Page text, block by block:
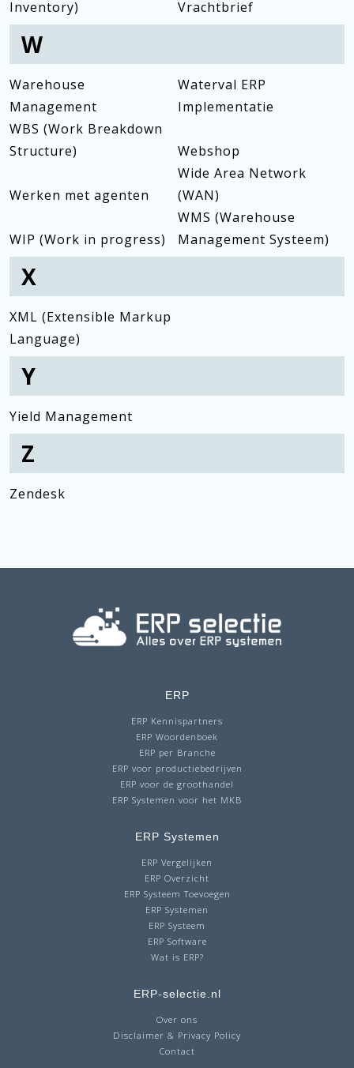
Inventory)
Vrachtbrief
W
Warehouse
Management
Waterval ERP
Implementatie
WBS (Work Breakdown
Structure)
Webshop
Werken met agenten
Wide Area Network
(WAN)
WIP (Work in progress)
WMS (Warehouse
Management Systeem)
X
XML (Extensible Markup
Language)
Y
Yield Management
Z
Zendesk
ERP
ERP Kennispartners
ERP Woordenboek
ERP per Branche
ERP voor productiebedrijven
ERP voor de groothandel
ERP Systemen voor het MKB
ERP Systemen
ERP Vergelijken
ERP Overzicht
ERP Systeem Toevoegen
ERP Systemen
ERP Systeem
ERP Software
Wat is ERP?
ERP-selectie.nl
Over ons
Disclaimer & Privacy Policy
Contact